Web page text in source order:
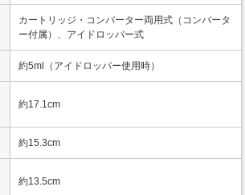
カートリッジ・コンバーター両用式（コンバータ
ー付属）、アイドロッパー式
約5ml（アイドロッパー使用時）
約17.1cm
約15.3cm
約13.5cm